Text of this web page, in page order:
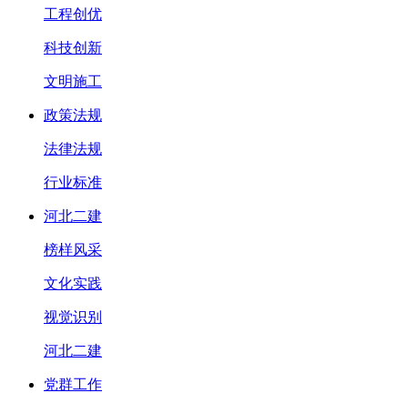
工程创优
科技创新
文明施工
政策法规
法律法规
行业标准
河北二建
榜样风采
文化实践
视觉识别
河北二建
党群工作